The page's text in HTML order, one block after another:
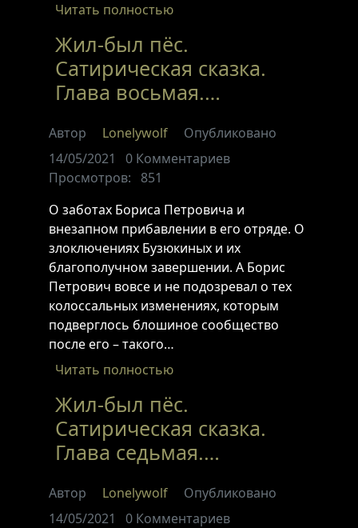
Читать полностью
Жил-был пёс.
Сатирическая сказка.
Глава восьмая.…
Автор Lonelywolf
Опубликовано
14/05/2021
0 Комментариев
Просмотров:
851
О заботах Бориса Петровича и
внезапном прибавлении в его отряде. О
злоключениях Бузюкиных и их
благополучном завершении. А Борис
Петрович вовсе и не подозревал о тех
колоссальных изменениях, которым
подверглось блошиное сообщество
после его – такого…
Читать полностью
Жил-был пёс.
Сатирическая сказка.
Глава седьмая.…
Автор Lonelywolf
Опубликовано
14/05/2021
0 Комментариев